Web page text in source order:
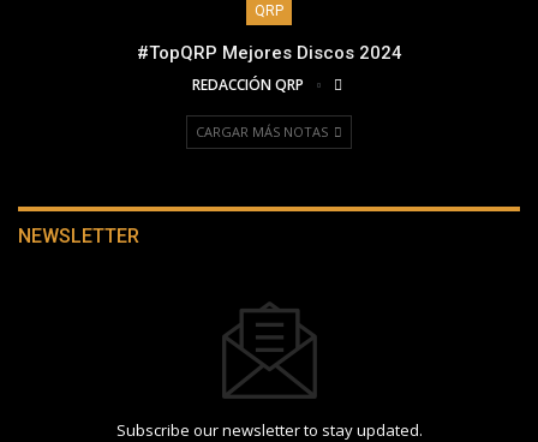
QRP
#TopQRP Mejores Discos 2024
REDACCIÓN QRP
CARGAR MÁS NOTAS
NEWSLETTER
Subscribe our newsletter to stay updated.